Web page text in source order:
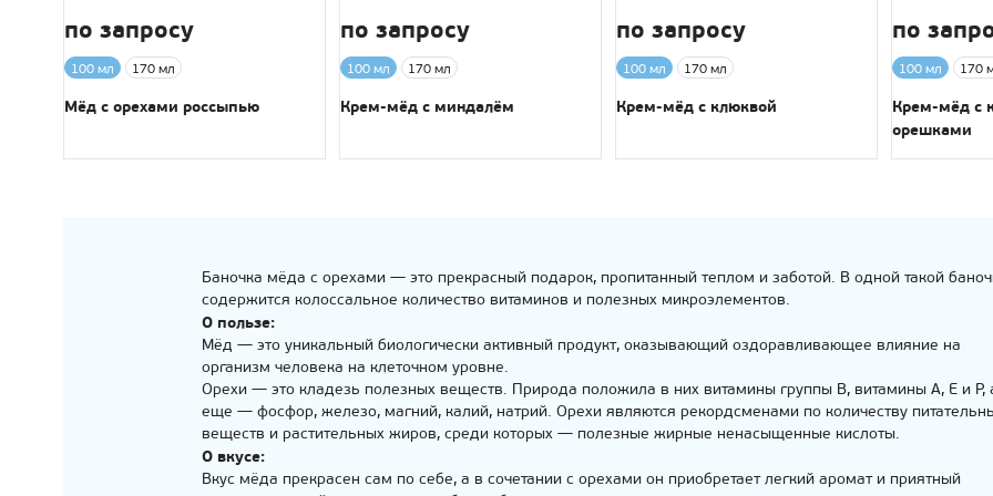
по запросу
100 мл 170 мл
Мёд с орехами россыпью
по запросу
100 мл 170 мл
Крем-мёд с миндалём
по запросу
100 мл 170 мл
Крем-мёд с клюквой
по
100 мл 170
Крем-мёд с
орешками
Баночка мёда с орехами — это прекрасный подарок, пропитанный теплом и заботой. В одной такой
содержится колоссальное количество витаминов и полезных микроэлементов.
О пользе:
Мёд — это уникальный биологически активный продукт, оказывающий оздоравливающее влияние на
организм человека на клеточном уровне.
Орехи — это кладезь полезных веществ. Природа положила в них витамины группы В, витамины А, Е и Р,
еще — фосфор, железо, магний, калий, натрий. Орехи являются рекордсменами по количеству
веществ и растительных жиров, среди которых — полезные жирные ненасыщенные кислоты.
О вкусе:
Вкус мёда прекрасен сам по себе, а в сочетании с орехами он приобретает легкий аромат и приятный